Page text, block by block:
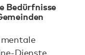
Bedürfnisse
Dienste